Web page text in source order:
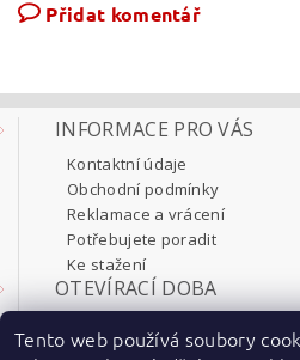
Přidat komentář
INFORMACE PRO VÁS
Kontaktní údaje
Obchodní podmínky
Reklamace a vrácení
Potřebujete poradit
Ke stažení
OTEVÍRACÍ DOBA
Úterý 8:00 - 17:30
Tento web používá soubory